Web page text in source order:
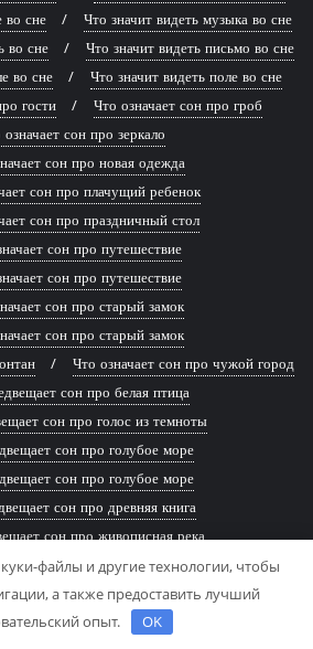
во сне
Что значит видеть музыка во сне
во сне
Что значит видеть письмо во сне
во сне
Что значит видеть поле во сне
гости
Что означает сон про гроб
сон про зеркало
сон про новая одежда
сон про плачущий ребенок
сон про праздничный стол
сон про путешествие
сон про путешествие
сон про старый замок
сон про старый замок
Что означает сон про чужой город
сон про белая птица
сон про голос из темноты
сон про голубое море
сон про голубое море
сон про древняя книга
сон про живописная река
сон про заброшенный дом
сон про заброшенный дом
предвещает сон про змей
куки-файлы и другие технологии, чтобы
а также предоставить лучший
опыт.
OK